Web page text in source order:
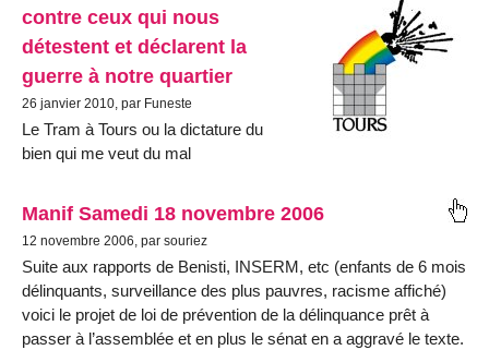
contre ceux qui nous
détestent et déclarent la
guerre à notre quartier
26 janvier 2010, par Funeste
Le Tram à Tours ou la dictature du
bien qui me veut du mal
Manif Samedi 18 novembre 2006
12 novembre 2006, par souriez
Suite aux rapports de Benisti, INSERM, etc (enfants de 6 mois
délinquants, surveillance des plus pauvres, racisme affiché)
voici le projet de loi de prévention de la délinquance prêt à
passer à l’assemblée et en plus le sénat en a aggravé le texte.